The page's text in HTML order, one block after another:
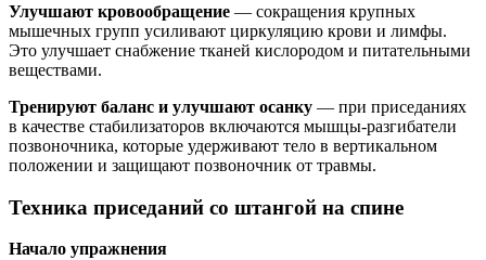
Улучшают кровообращение — сокращения крупных
мышечных групп усиливают циркуляцию крови и лимфы.
Это улучшает снабжение тканей кислородом и питательными
веществами.
Тренируют баланс и улучшают осанку — при приседаниях
в качестве стабилизаторов включаются мышцы-разгибатели
позвоночника, которые удерживают тело в вертикальном
положении и защищают позвоночник от травмы.
Техника приседаний со штангой на спине
Начало упражнения